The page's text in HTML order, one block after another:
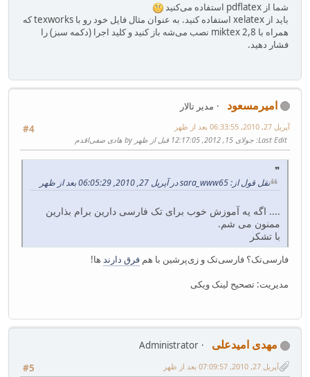
شما از pdflatex استفاده می‌کنید
باید از xelatex استفاده کنید. به عنوان مثال فایل خود رو با texworks که
همراه با miktex 2,8 نصب می‌شه باز کنید و کلید اجرا (دکمه سبز) را
فشار دهید.
امیرمسعود
مدیر تالار
#4
آپریل 27, 2010, 06:33:55 بعد از ظهر
Last Edit: جولای 15, 2012, 12:17:05 قبل از ظهر by هادی صفی‌اقدم
نقل قول از: sara_www65 در آپریل 27, 2010, 06:05:29 بعد از ظهر
.... اگه یه آموزش خوب برای تک فارسی دارین برام بذارین
ممنون می شم.
با تشکر
فارسی‌تک؟ فارسی‌تک و زی‌پرشین با هم فرق دارند ها!
مدیریت: تصحیح لینک ویکی
مهدی امیدعلی
Administrator
#5
آپریل 27, 2010, 07:09:57 بعد از ظهر